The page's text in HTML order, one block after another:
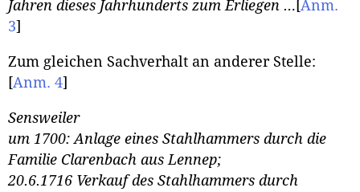
Jahren dieses Jahrhunderts zum Erliegen … [Anm.
3]
Zum gleichen Sachverhalt an anderer Stelle:
[Anm. 4]
Sensweiler
um 1700: Anlage eines Stahlhammers durch die
Familie Clarenbach aus Lennep;
20.6.1716 Verkauf des Stahlhammers durch